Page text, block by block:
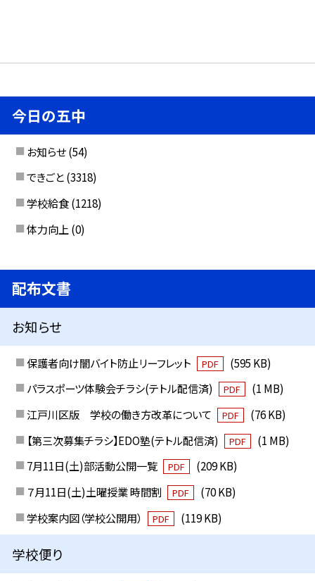
今日の五中
お知らせ (54)
できごと (3318)
学校給食 (1218)
体力向上 (0)
配布文書
お知らせ
保護者向け闇バイト防止リーフレット PDF
(595 KB)
パラスポーツ体験会チラシ(テトル配信済)
PDF
(1 MB)
江戸川区版 学校の働き方改革について
PDF
(76 KB)
【第三次募集チラシ】EDO塾(テトル配信済)
PDF
(1 MB)
7月11日(土)部活動公開一覧
PDF
(209 KB)
７月11日(土)土曜授業 時間割
PDF
(70 KB)
学校案内図（学校公開用）
PDF (119 KB)
学校便り